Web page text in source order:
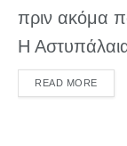
πριν ακόμα
Η
READ MORE